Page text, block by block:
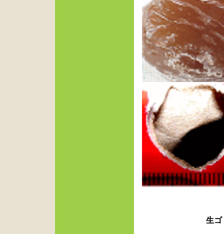
生ゴミの埋め